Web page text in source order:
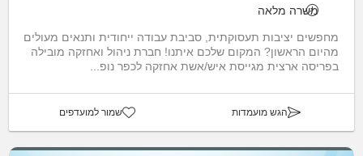
משרה מלאה
מחפשים יציבות תעסוקתית, סביבת עבודה ייחודית ותנאים מעולים
מהיום הראשון? המקום שלכם איתנו! חברת ניהול ואחזקה מובילה
בפריסה ארצית מגייסת איש/אשת אחזקה לכפר נופ...
הגש מועמדות שמור למועדפים